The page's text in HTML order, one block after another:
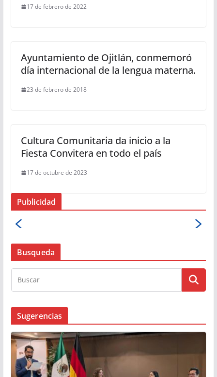
17 de febrero de 2022
Ayuntamiento de Ojitlán, conmemoró
día internacional de la lengua materna.
23 de febrero de 2018
Cultura Comunitaria da inicio a la
Fiesta Convitera en todo el país
17 de octubre de 2023
Publicidad
Busqueda
Sugerencias